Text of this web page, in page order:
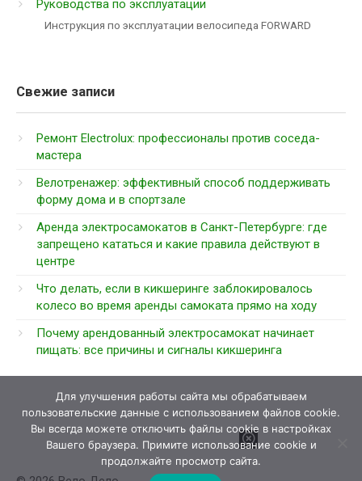
Руководства по эксплуатации
Инструкция по эксплуатации велосипеда FORWARD
Свежие записи
Ремонт Electrolux: профессионалы против соседа-
мастера
Велотренажер: эффективный способ поддерживать
форму дома и в спортзале
Аренда электросамокатов в Санкт-Петербурге: где
запрещено кататься и какие правила действуют в
центре
Что делать, если в кикшеринге заблокировалось
колесо во время аренды самоката прямо на ходу
Почему арендованный электросамокат начинает
пищать: все причины и сигналы кикшеринга
Для улучшения работы сайта мы обрабатываем
пользовательские данные с использованием файлов cookie.
Вы всегда можете отключить файлы cookie в настройках
Вашего браузера. Примите использование cookie и
продолжайте просмотр сайта.